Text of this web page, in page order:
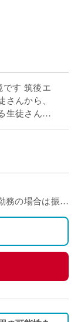
です 筑後エ
さんから、
生徒さんま
られ、教
務の場合は振替